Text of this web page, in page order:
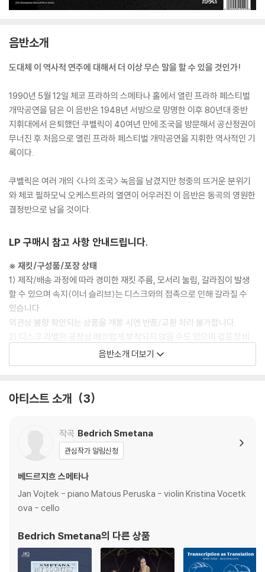
음반소개
도대체 이 역사적 연주에 대해서 더 이상 무슨 말을 할 수 있을 것인가!
1990년 5월 12일 체코 프라하의 스메타나 홀에서 열린 프라하 페스티벌
개막공연을 담은 이 음반은 1948년 서방으로 망명한 이후 80년대 중반
지휘대에서 은퇴했던 쿠벨릭이 40여년 만에 조국을 방문해서 공산정권이
무너진 후 처음으로 열린 프라하 페스티벌 개막공연을 지휘한 역사적인 기
록이다.
쿠벨릭은 여러 개의 <나의 조국> 녹음을 남겼지만 청중의 뜨거운 분위기
와 체코 필하모닉 오케스트라의 열연이 어우러진 이 음반은 동곡의 영원한
결정반으로 남을 것이다.
LP 구매시 참고 사항 안내드립니다.
※ 재킷/구성품/포장 상태
1) 제작/배송 과정에 따라 경미한 재킷 주름, 모서리 눌림, 갈라짐이 발생
할 수 있으며 속지(이너 슬리브)는 디스크와의 접촉으로 인해 갈라질 수
있습니다.
외관상 불량 확인되는 상품을 개봉 시엔 반품/교환 처리 불가합니다.
2) 디스크 라벨은 공정상 매끄럽게 부착되지 않을 수도 있으며 겉포장 비
닐은 품질보증대상이 아닙니다.
3) 일본 제작 LP는 대부분 겉비닐이 밀봉되어 있지 않습니다.
※ 재생 불량
모델) 다이내믹 사운드의 편차가 큰 트랙을 재생할 때 이상 현상이 발생할
기기 문제로 인해 발생하는 재생 불량 현상에 대해서는 반품/교환이 불가
하니 침압 조절이 가능한 기기에서 재생하실 것을 권유 드립니다.
2) 디스크는 정전기와 먼지로 인해 재생이 원활하지 않은 경우가 있습니
다. 전용 제품으로 이를 제거하면 대부분 해결됩니다.
※ 디스크 외관 불량
1) 열을 가하여 제작하는 바이닐 공정 특성상 디스크 표면이 미세하게 울
음반소개 더보기
아티스트 소개 3
작곡 Bedrich Smetana
관심작가 알림신청
베드르지흐 스메타나
Jan Vojtek - piano Matous Peruska - violin Kristina Vocetk
ova - cello
Bedrich Smetana의 다른 상품